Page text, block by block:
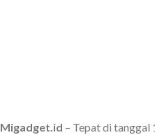
Migadget.id – Tepat di tanggal